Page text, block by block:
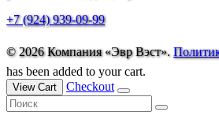
+7 (924) 939-09-99
© 2026 Компания «Эвр Вэст».
has been added to your cart.
View Cart Checkout